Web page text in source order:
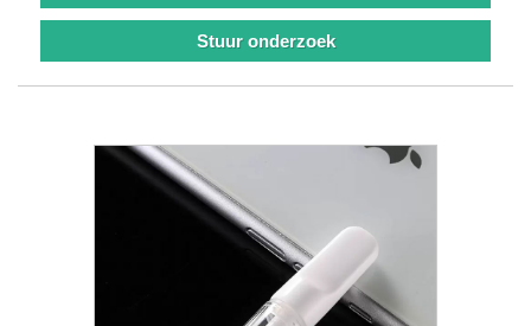
Stuur onderzoek